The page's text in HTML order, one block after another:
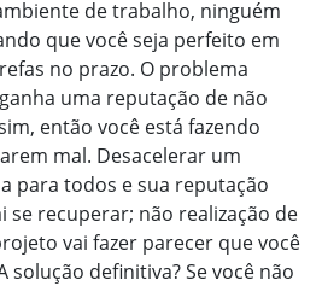
de trabalho, ninguém
que você seja perfeito em
no prazo. O problema
uma reputação de não
então você está fazendo
mal. Desacelerar um
para todos e sua reputação
se recuperar; não realização de
vai fazer parecer que você
solução definitiva? Se você não